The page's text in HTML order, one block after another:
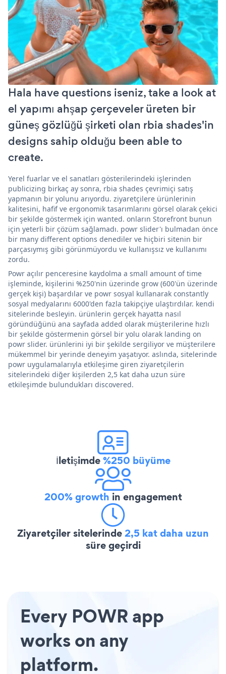
Hala have questions iseniz, take a look at
el yapımı ahşap çerçeveler üreten bir
güneş gözlüğü şirketi olan rbia shades'in
designs sahip olduğu been able to
create.
Yerel fuarlar ve el sanatları gösterilerindeki işlerinden
publicizing birkaç ay sonra, rbia shades çevrimiçi satış
yapmanın bir yolunu arıyordu. ziyaretçilere ürünlerinin
kalitesini, hafif ve ergonomik tasarımlarını görsel olarak çekici
bir şekilde göstermek için wanted. onların Storefront bunun
için yeterli bir çözüm sağlamadı. powr slider'ı bulmadan önce
bir many different options denediler ve hiçbiri sitenin bir
parçasıymış gibi görünmüyordu ve kullanışsız ve kullanımı
zordu.
Powr açılır penceresine kaydolma a small amount of time
işleminde, kişilerini %250'nin üzerinde grow (600'ün üzerinde
gerçek kişi) başardılar ve powr sosyal kullanarak constantly
sosyal medyalarını 6000'den fazla takipçiye ulaştırdılar. kendi
sitelerinde besleyin. ürünlerin gerçek hayatta nasıl
göründüğünü ana sayfada added olarak müşterilerine hızlı
bir şekilde göstermenin görsel bir yolu olarak landing on
powr slider. ürünlerini iyi bir şekilde sergiliyor ve müşterilere
mükemmel bir yerinde deneyim yaşatıyor. aslında, sitelerinde
powr uygulamalarıyla etkileşime giren ziyaretçilerin
sitelerindeki diğer kişilerden 2,5 kat daha uzun süre
etkileşimde bulundukları discovered.
İletişimde%250 büyüme
200% growth in engagement
Ziyaretçiler sitelerinde2,5 kat daha uzun
süre geçirdi
Every POWR app
works on any
platform.